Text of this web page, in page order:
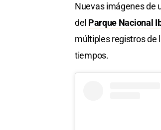
Nuevas imágenes de
del Parque Nacional
múltiples registros de
tiempos.